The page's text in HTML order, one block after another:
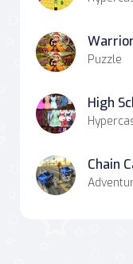
Puzzle
High
Chain